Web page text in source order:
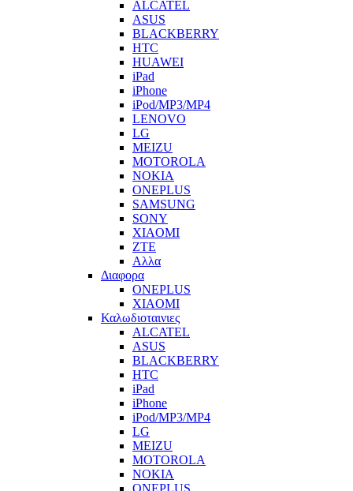
ALCATEL
ASUS
BLACKBERRY
HTC
HUAWEI
iPad
iPhone
iPod/MP3/MP4
LENOVO
LG
MEIZU
MOTOROLA
NOKIA
ONEPLUS
SAMSUNG
SONY
XIAOMI
ZTE
Αλλα
Διαφορα
ONEPLUS
XIAOMI
Καλωδιοταινιες
ALCATEL
ASUS
BLACKBERRY
HTC
iPad
iPhone
iPod/MP3/MP4
LG
MEIZU
MOTOROLA
NOKIA
ONEPLUS